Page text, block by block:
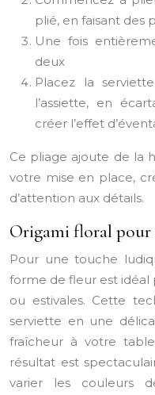
plié, en faisant des
Une fois
deux
Placez la
l’assiette, en
créer l’effet
Ce pliage ajoute de la
votre mise en place,
d’attention aux détails.
Origami floral pour
Pour une touche
forme de fleur est idéal
ou estivales. Cette
serviette en une
fraîcheur à votre
résultat est
varier les couleurs